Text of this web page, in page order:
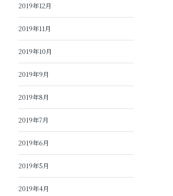
2019年12月
2019年11月
2019年10月
2019年9月
2019年8月
2019年7月
2019年6月
2019年5月
2019年4月